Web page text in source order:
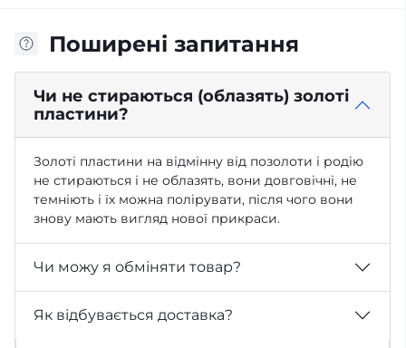
Поширені запитання
Чи не стираються (облазять) золоті
пластини?
Золоті пластини на відмінну від позолоти і родію
не стираються і не облазять, вони довговічні, не
темніють і їх можна полірувати, після чого вони
знову мають вигляд нової прикраси.
Чи можу я обміняти товар?
Як відбувається доставка?